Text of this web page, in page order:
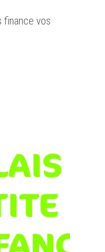
finance vos